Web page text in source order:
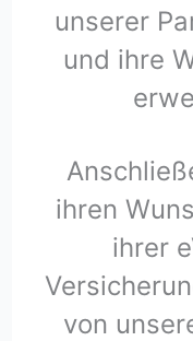
unserer
und ihre
ihren
ihrer
von